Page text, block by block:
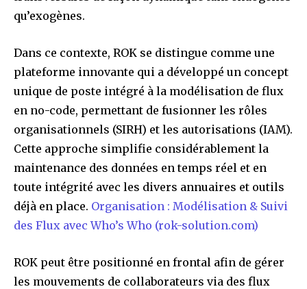
qu’exogènes.
Dans ce contexte, ROK se distingue comme une
plateforme innovante qui a développé un concept
unique de poste intégré à la modélisation de flux
en no-code, permettant de fusionner les rôles
organisationnels (SIRH) et les autorisations (IAM).
Cette approche simplifie considérablement la
maintenance des données en temps réel et en
toute intégrité avec les divers annuaires et outils
déjà en place. Organisation : Modélisation & Suivi
des Flux avec Who’s Who (rok-solution.com)
ROK peut être positionné en frontal afin de gérer
les mouvements de collaborateurs via des flux